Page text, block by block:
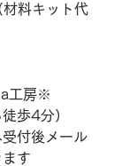
料キット代
工房※
歩4分）
付後メール
す